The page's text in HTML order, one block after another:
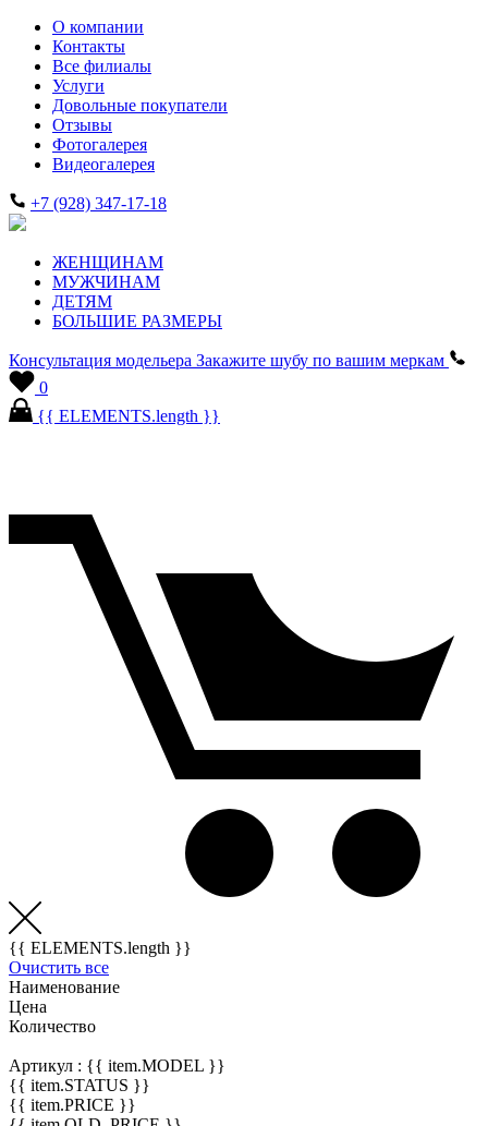
О компании
Контакты
Все филиалы
Услуги
Довольные покупатели
Отзывы
Фотогалерея
Видеогалерея
+7 (928) 347-17-18
ЖЕНЩИНАМ
МУЖЧИНАМ
ДЕТЯМ
БОЛЬШИЕ РАЗМЕРЫ
Консультация модельера Закажите шубу по вашим меркам
0
{{ ELEMENTS.length }}
{{ ELEMENTS.length }}
Очистить все
Наименование
Цена
Количество
Артикул : {{ item.MODEL }}
{{ item.STATUS }}
{{ item.PRICE }}